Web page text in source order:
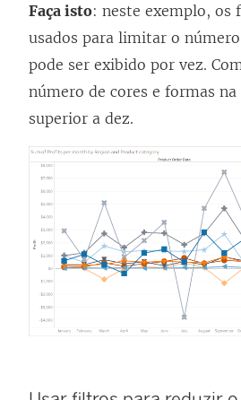
Faça isto: neste exemplo, os
usados para limitar o
pode ser exibido por vez.
número de cores e formas na
superior a dez.